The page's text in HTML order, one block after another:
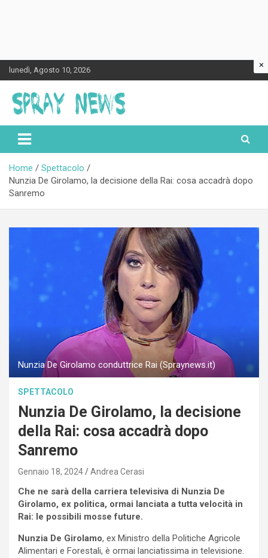
Skip
to
content
lunedì, Agosto 10, 2026
Spraynews.it
Home
Spettacolo
Nunzia De Girolamo, la decisione della Rai: cosa accadrà dopo
Sanremo
Nunzia De Girolamo conduttrice Rai (Spraynews.it)
SPETTACOLO
Nunzia De Girolamo, la decisione
della Rai: cosa accadrà dopo
Sanremo
Gennaio 18, 2024 Andrea Cerasi
Che ne sarà della carriera televisiva di Nunzia De
Girolamo, ex politica, ormai lanciata a tutta velocità in
Rai: le possibili mosse future.
Nunzia De Girolamo, ex Ministro della Politiche Agricole
Alimentari e Forestali, è ormai lanciatissima in televisione.
×